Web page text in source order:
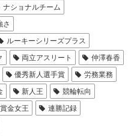
ナショナルチーム
さ
ルーキーシリーズプラス
両立アスリート
仲澤春香
優秀新人選手賞
労務業務
新人王
競輪転向
賞金女王
連勝記録